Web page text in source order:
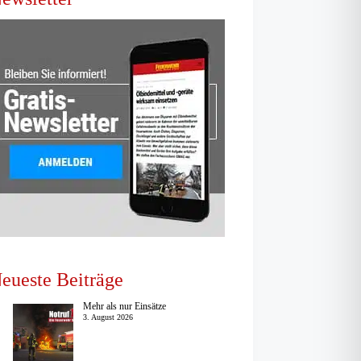
Beiträge
Mehr als nur Einsätze
3. August 2026